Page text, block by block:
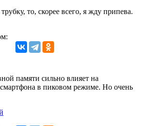
то, скорее всего, я жду припева.
памяти сильно влияет на
смартфона в пиковом режиме. Но очень